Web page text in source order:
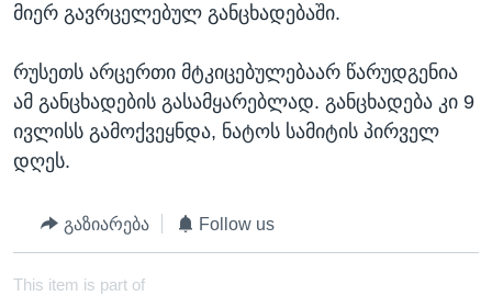
მიერ გავრცელებულ განცხადებაში.
რუსეთს არცერთი მტკიცებულებაარ წარუდგენია
ამ განცხადების გასამყარებლად. განცხადება კი 9
ივლისს გამოქვეყნდა, ნატოს სამიტის პირველ
დღეს.
გაზიარება Follow us
This item is part of